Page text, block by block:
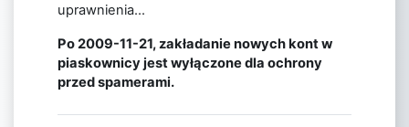
uprawnienia...
Po 2009-11-21, zakładanie nowych kont w
piaskownicy jest wyłączone dla ochrony
przed spamerami.